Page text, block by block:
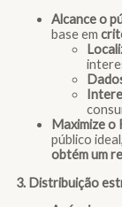
Alcance o
base em
Maximize o
público
obtém um
3. Distribuição